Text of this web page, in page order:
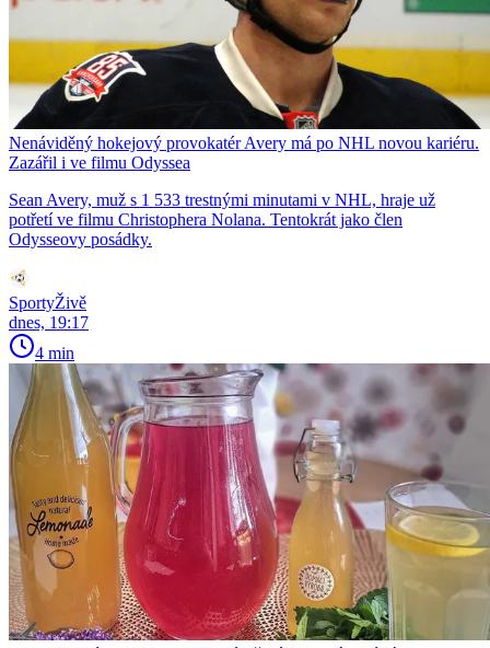
Nenáviděný hokejový provokatér Avery má po NHL novou kariéru.
Zazářil i ve filmu Odyssea
Sean Avery, muž s 1 533 trestnými minutami v NHL, hraje už
potřetí ve filmu Christophera Nolana. Tentokrát jako člen
Odysseovy posádky.
SportyŽivě
dnes, 19:17
4 min